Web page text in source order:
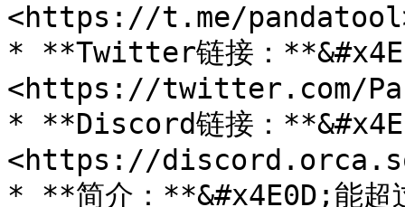
<https://t.me/
* **Twitter链接：
<https://twitter.com/
* **Discord链接：
<https://
* **简介：**&#x4E0D;能超